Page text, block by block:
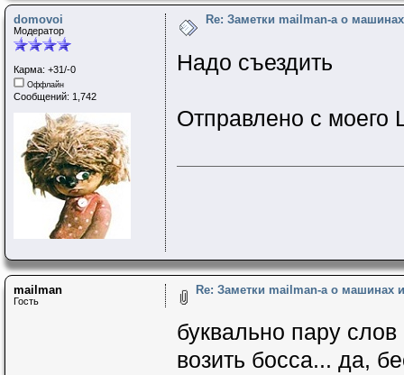
domovoi
Модератор
Карма: +31/-0
Оффлайн
Сообщений: 1,742
Re: Заметки mailman-a о
Надо съездить
Отправлено с моего
mailman
Гость
Re: Заметки mailman-a о машинах
буквально пару
возить босса... да,